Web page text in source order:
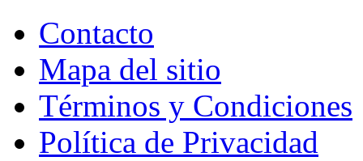
Contacto
Mapa del sitio
Términos y Condiciones
Política de Privacidad